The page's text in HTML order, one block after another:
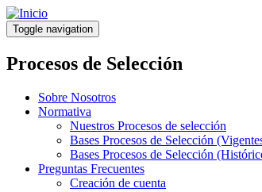
Pasar
al
contenido
principal
Toggle navigation
Procesos de Selección
Sobre Nosotros
Normativa
Nuestros Procesos de selección
Bases Procesos de Selección
Bases Procesos de Selección
Preguntas Frecuentes
Creación de cuenta